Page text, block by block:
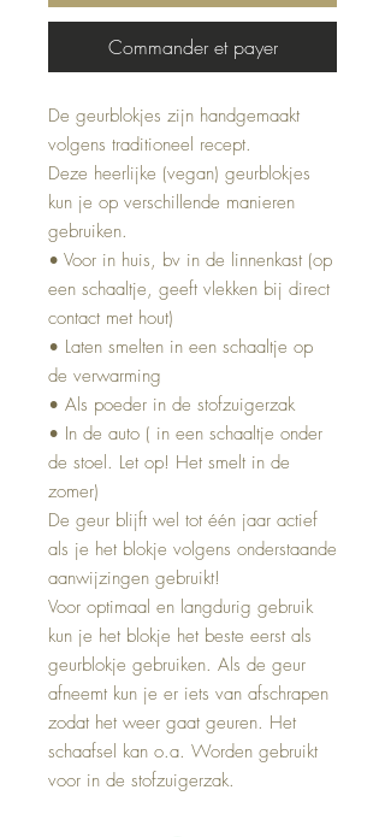
Commander et payer
De geurblokjes zijn handgemaakt
volgens traditioneel recept.
Deze heerlijke (vegan) geurblokjes
kun je op verschillende manieren
gebruiken.
• Voor in huis, bv in de linnenkast (op
een schaaltje, geeft vlekken bij direct
contact met hout)
• Laten smelten in een schaaltje op
de verwarming
• Als poeder in de stofzuigerzak
• In de auto ( in een schaaltje onder
de stoel. Let op! Het smelt in de
zomer)
De geur blijft wel tot één jaar actief
als je het blokje volgens onderstaande
aanwijzingen gebruikt!
Voor optimaal en langdurig gebruik
kun je het blokje het beste eerst als
geurblokje gebruiken. Als de geur
afneemt kun je er iets van afschrapen
zodat het weer gaat geuren. Het
schaafsel kan o.a. Worden gebruikt
voor in de stofzuigerzak.